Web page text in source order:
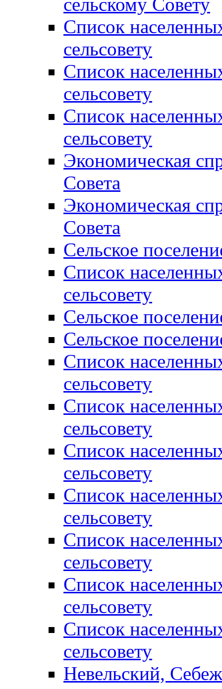
Список
сельсовету
Список
сельсовету
Список
сельсовету
Экономическая
Совета
Экономическая
Совета
Сельское
Список
сельсовету
Сельское
Сельское
Список
сельсовету
Список
сельсовету
Список
сельсовету
Список
сельсовету
Список
сельсовету
Список
сельсовету
Список
сельсовету
Невельский,